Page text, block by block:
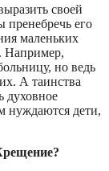
своей
пренебречь его
маленьких
Например,
но ведь
А таинства
духовное
нуждаются дети,